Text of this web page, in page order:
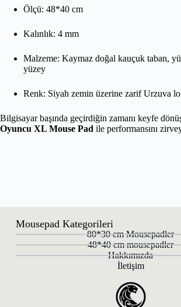
Ölçü: 48*40 cm
Kalınlık: 4 mm
Malzeme: Kaymaz doğal kauçuk taban,
yüzey
Renk: Siyah zemin üzerine zarif Urzuva
Bilgisayar başında geçirdiğin zamanı keyfe
Oyuncu XL Mouse Pad ile performansını
Mousepad Kategorileri
80*30 cm Mousepadler
48*40 cm mousepadler
Hakkımızda
İletişim